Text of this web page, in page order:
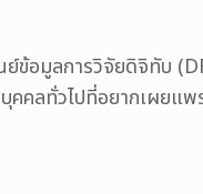
อมูลการวิจัยดิจิทับ
ลทั่วไปที่อยากเผยแ